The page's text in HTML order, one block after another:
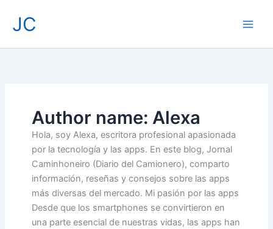
JC
Author name: Alexa
Hola, soy Alexa, escritora profesional apasionada
por la tecnología y las apps. En este blog, Jornal
Caminhoneiro (Diario del Camionero), comparto
información, reseñas y consejos sobre las apps
más diversas del mercado. Mi pasión por las apps
Desde que los smartphones se convirtieron en
una parte esencial de nuestras vidas, las apps han